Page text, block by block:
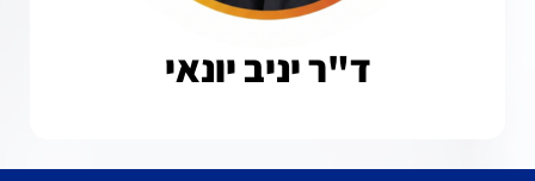
ד"ר יניב יונאי